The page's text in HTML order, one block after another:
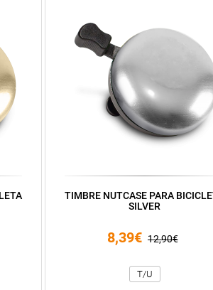
TIMBRE NUTCASE PARA
SILVER
8,39€ 12,90€
T/U